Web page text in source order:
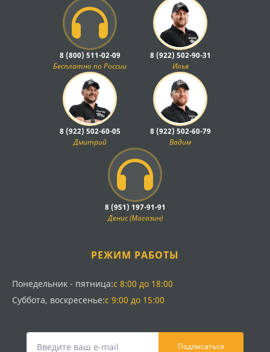
8 (800) 511-02-09
Бесплатно по России
8 (922) 502-90-31
Илья
8 (922) 502-60-05
Дмитрий
8 (922) 502-60-79
Вадим
8 (951) 197-91-91
Денис (Магазин)
РЕЖИМ РАБОТЫ
Понедельник - пятница:с 8:00 до 18:00
Суббота, воскресенье:с 9:00 до 15:00
Подписаться